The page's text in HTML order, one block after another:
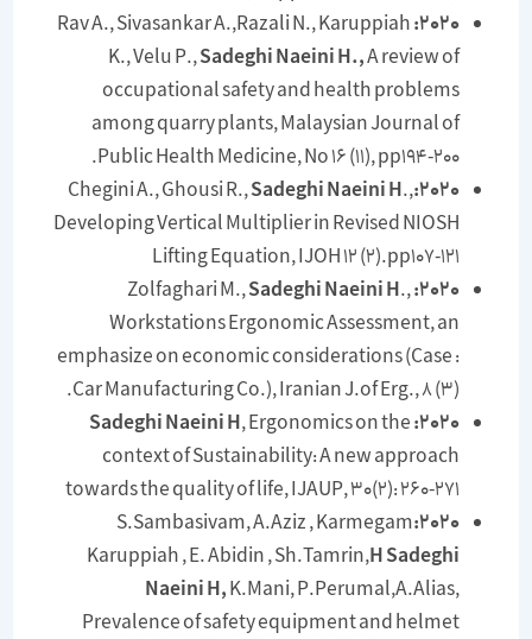
2020:
Rav A., Sivasankar A.,Razali N., Karuppiah
K., Velu P.,Sadeghi Naeini H.,A review of
occupational safety and health problems
among quarry plants, Malaysian Journal of
Public Health Medicine, No 16 (11), pp194-200.
2020:
Chegini A., Ghousi R.,Sadeghi Naeini H.,
Developing Vertical Multiplier in Revised NIOSH
Lifting Equation, IJOH 12 (2).pp107-121
2020:
Zolfaghari M.,Sadeghi Naeini H.,
Workstations Ergonomic Assessment, an
emphasize on economic considerations (Case :
Car Manufacturing Co.), Iranian J.of Erg., 8 (3).
2020: Sadeghi Naeini H
, Ergonomics on the
context of Sustainability: A new approach
towards the quality of life, IJAUP, 30(2): 260-271
2020:
S.Sambasivam, A.Aziz , Karmegam
Karuppiah , E. Abidin , Sh.Tamrin,H Sadeghi
Naeini H,K.Mani, P.Perumal,A.Alias,
Prevalence of safety equipment and helmet